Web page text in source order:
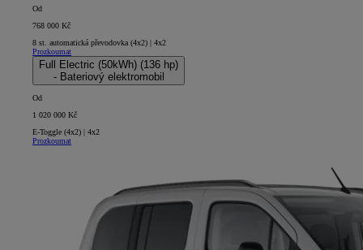
Od
768 000 Kč
8 st. automatická převodovka (4x2) | 4x2
Prozkoumat
Full Electric (50kWh) (136 hp)
- Bateriový elektromobil
Od
1 020 000 Kč
E-Toggle (4x2) | 4x2
Prozkoumat